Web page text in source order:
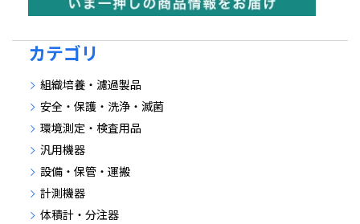
カテゴリ
組織培養・濾過製品
安全・保護・洗浄・滅菌
環境測定・検査用品
汎用機器
設備・保管・運搬
計測機器
体積計・分注器